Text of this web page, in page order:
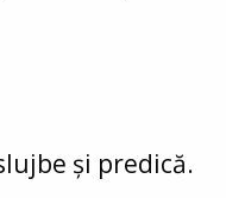
și predică.